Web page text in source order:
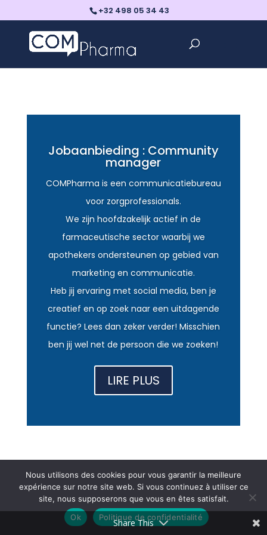
+32 498 05 34 43
Jobaanbieding : Community
manager
COMPharma is een communicatiebureau
voor zorgprofessionals.
We zijn hoofdzakelijk actief in de
farmaceutische sector waarbij we
apothekers ondersteunen op gebied van
marketing en communicatie.
Heb jij ervaring met social media, ben je
creatief en op zoek naar een uitdagende
functie? Lees dan zeker verder! Misschien
ben jij wel net de persoon die we zoeken!
LIRE PLUS
Share This
Nous utilisons des cookies pour vous garantir la meilleure
expérience sur notre site web. Si vous continuez à utiliser ce
site, nous supposerons que vous en êtes satisfait.
Ok
Politique de confidentialité